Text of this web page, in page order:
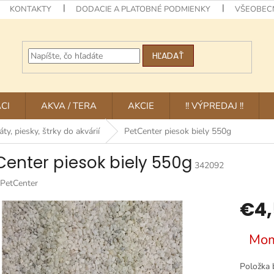
KONTAKTY DODACIE A PLATOBNÉ PODMIENKY
HĽADAŤ
AKVA / TERA AKCIE !! VÝPREDAJ !!
piesky, štrky do akvárií PetCenter piesok biely 550g
piesok biely 550g 342092
PetCenter
cena:
Položka